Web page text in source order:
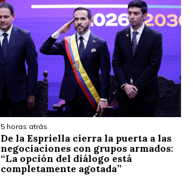
5 horas atrás
De la Espriella cierra la puerta a las
negociaciones con grupos armados:
“La opción del diálogo está
completamente agotada”